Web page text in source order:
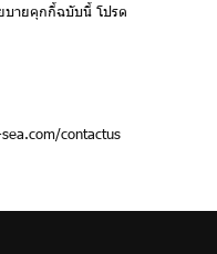
บายคุกกี้ฉบับนี้ โปรด
contactus